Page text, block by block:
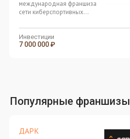
международная франшиза
сети киберспортивных
масштабируемыми
форматами и стабильной
бизнес-моделью
Инвестиции
7 000 000 ₽
Популярные франшизы
ДАРК